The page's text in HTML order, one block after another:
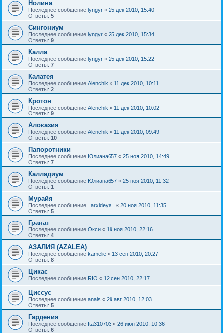
Нолина
Последнее сообщение lyngyr « 25 дек 2010, 15:40
Ответы: 5
Сингониум
Последнее сообщение lyngyr « 25 дек 2010, 15:34
Ответы: 9
Калла
Последнее сообщение lyngyr « 25 дек 2010, 15:22
Ответы: 7
Калатея
Последнее сообщение Alenchik « 11 дек 2010, 10:11
Ответы: 2
Кротон
Последнее сообщение Alenchik « 11 дек 2010, 10:02
Ответы: 9
Алоказия
Последнее сообщение Alenchik « 11 дек 2010, 09:49
Ответы: 10
Папоротники
Последнее сообщение Юлиана657 « 25 ноя 2010, 14:49
Ответы: 7
Калладиум
Последнее сообщение Юлиана657 « 25 ноя 2010, 11:32
Ответы: 1
Мурайя
Последнее сообщение _arxideya_ « 20 ноя 2010, 11:35
Ответы: 5
Гранат
Последнее сообщение Окси « 19 ноя 2010, 22:16
Ответы: 4
АЗАЛИЯ (AZALEA)
Последнее сообщение kamelie « 13 сен 2010, 20:27
Ответы: 8
Цикас
Последнее сообщение RIO « 12 сен 2010, 22:17
Циссус
Последнее сообщение anais « 29 авг 2010, 12:03
Ответы: 5
Гардения
Последнее сообщение fta310703 « 26 июн 2010, 10:36
Ответы: 6